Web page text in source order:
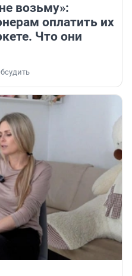
возьму»:
оплатить их
Что они